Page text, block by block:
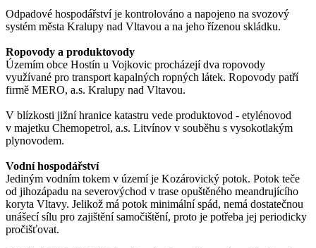
Odpadové hospodářství je kontrolováno a napojeno na svozový
systém města Kralupy nad Vltavou a na jeho řízenou skládku.
Ropovody a produktovody
Územím obce Hostín u Vojkovic procházejí dva ropovody
využívané pro transport kapalných ropných látek. Ropovody patří
firmě MERO, a.s. Kralupy nad Vltavou.
V blízkosti jižní hranice katastru vede produktovod - etylénovod
v majetku Chemopetrol, a.s. Litvínov v souběhu s vysokotlakým
plynovodem.
Vodní hospodářství
Jediným vodním tokem v území je Kozárovický potok. Potok teče
od jihozápadu na severovýchod v trase opuštěného meandrujícího
koryta Vltavy. Jelikož má potok minimální spád, nemá dostatečnou
unášecí sílu pro zajištění samočištění, proto je potřeba jej periodicky
pročišťovat.